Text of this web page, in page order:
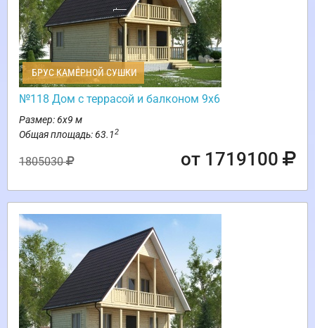
БРУС КАМЕРНОЙ СУШКИ
№118 Дом с террасой и балконом 9х6
Размер: 6х9 м
Общая площадь: 63.12
1805030 от 1719100